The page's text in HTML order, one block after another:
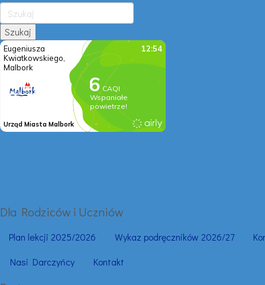
Dla Rodziców i Uczniów
Plan lekcji 2025/2026 Wykaz podręczników 2026/27
Nasi Darczyńcy
Kontakt